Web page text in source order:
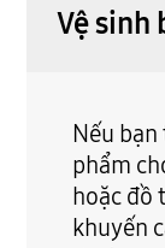
Vệ sinh
Nếu
phẩm
hoặc đồ
khuyến